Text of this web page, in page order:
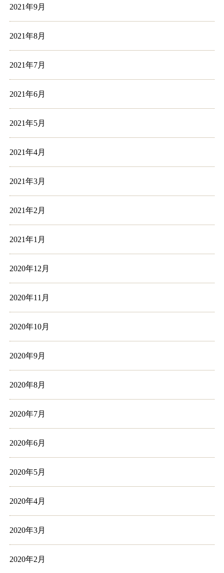
2021年9月
2021年8月
2021年7月
2021年6月
2021年5月
2021年4月
2021年3月
2021年2月
2021年1月
2020年12月
2020年11月
2020年10月
2020年9月
2020年8月
2020年7月
2020年6月
2020年5月
2020年4月
2020年3月
2020年2月